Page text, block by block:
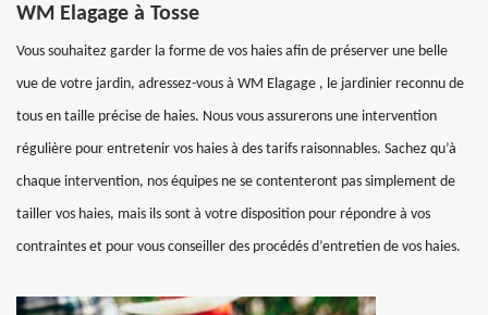
WM Elagage à Tosse
Vous souhaitez garder la forme de vos haies afin de préserver une belle
vue de votre jardin, adressez-vous à WM Elagage , le jardinier reconnu de
tous en taille précise de haies. Nous vous assurerons une intervention
régulière pour entretenir vos haies à des tarifs raisonnables. Sachez qu’à
chaque intervention, nos équipes ne se contenteront pas simplement de
tailler vos haies, mais ils sont à votre disposition pour répondre à vos
contraintes et pour vous conseiller des procédés d’entretien de vos haies.